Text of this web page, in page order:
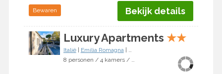
Bewaren Bekijk details
Luxury Apartments ★★
Italië| Emilia Romagna| Cervia
8 personen / 4 kamers / 2 slaapkamers